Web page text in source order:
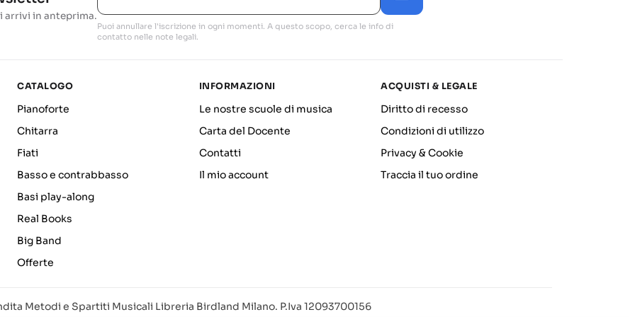
arrivi in anteprima.
Puoi annullare l'iscrizione in ogni momenti. A questo scopo, cerca le info di
contatto nelle note legali.
CATALOGO
Pianoforte
Chitarra
Fiati
Basso e contrabbasso
Basi play-along
Real Books
Big Band
Offerte
INFORMAZIONI
Le nostre scuole di musica
Carta del Docente
Contatti
Il mio account
ACQUISTI & LEGALE
Diritto di recesso
Condizioni di utilizzo
Privacy & Cookie
Traccia il tuo ordine
Metodi e Spartiti Musicali Libreria Birdland Milano. P.Iva 12093700156